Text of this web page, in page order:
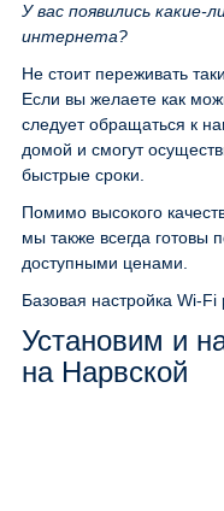
У вас появились какие-
интернета?
Не стоит переживать
Если вы желаете как
следует обращаться к
домой и смогут
быстрые сроки.
Помимо высокого
мы также всегда готовы
доступными ценами.
Базовая настройка Wi-Fi
Установим и
на Нарвской